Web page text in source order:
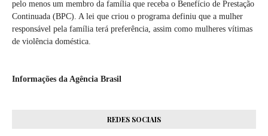
pelo menos um membro da família que receba o Benefício de Prestação
Continuada (BPC). A lei que criou o programa definiu que a mulher
responsável pela família terá preferência, assim como mulheres vítimas
de violência doméstica.
Informações da Agência Brasil
REDES SOCIAIS